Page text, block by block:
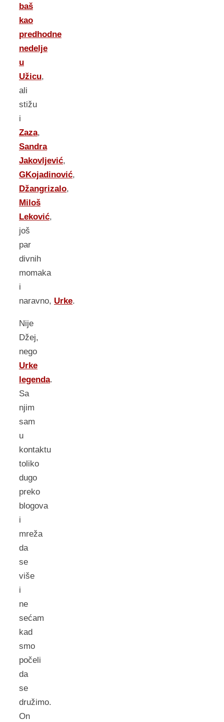
baš
kao
predhodne
nedelje
u
Užicu,
ali
stižu
i
Zaza,
Sandra
Jakovljević,
GKojadinović,
Džangrizalo,
Miloš
Leković,
još
par
divnih
momaka
i
naravno, Urke.
Nije
Džej,
nego
Urke
legenda.
Sa
njim
sam
u
kontaktu
toliko
dugo
preko
blogova
i
mreža
da
se
više
i
ne
sećam
kad
smo
počeli
da
se
družimo.
On